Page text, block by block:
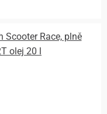
Scooter Race, plně
olej 20 l